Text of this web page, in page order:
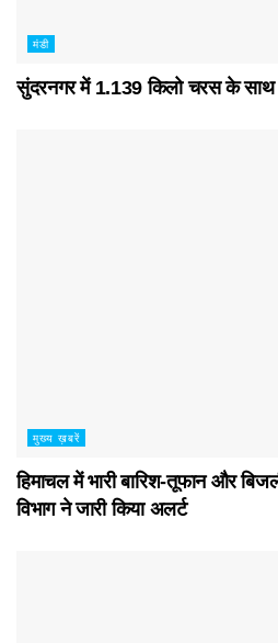
मंडी
सुंदरनगर में 1.139 किलो चरस के साथ
मुख्य ख़बरें
हिमाचल में भारी बारिश-तूफान और
विभाग ने जारी किया अलर्ट